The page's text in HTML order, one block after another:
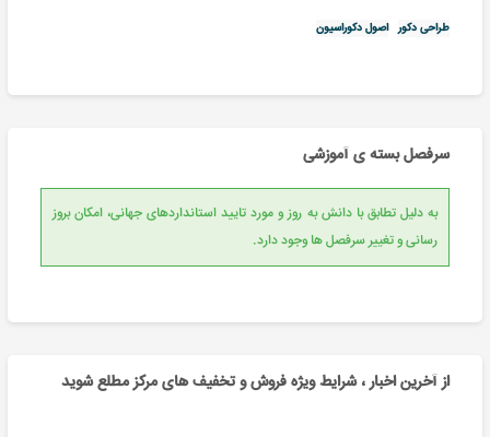
طراحی دکور اصول دکوراسیون
سرفصل بسته ی آموزشی
به دلیل تطابق با دانش به روز و مورد تایید استانداردهای جهانی، امکان بروز
رسانی و تغییر سرفصل ها وجود دارد.
از آخرین اخبار ، شرایط ویژه فروش و تخفیف های مرکز مطلع شوید